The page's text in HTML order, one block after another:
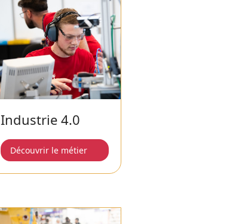
Industrie 4.0
Découvrir le métier